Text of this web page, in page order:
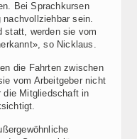
Bei Sprachkursen
sein.
statt, werden sie vom
so Nicklaus.
die Fahrten zwischen
vom Arbeitgeber nicht
die Mitgliedschaft in